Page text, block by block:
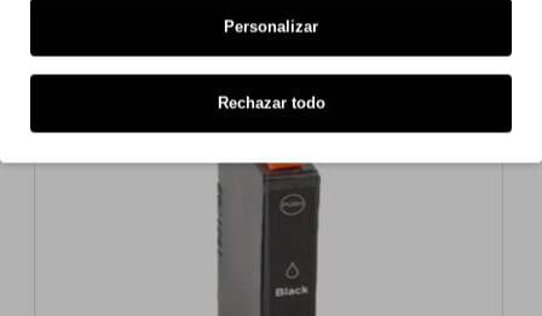
2
También para tu impresora
Personalizar
Rechazar todo